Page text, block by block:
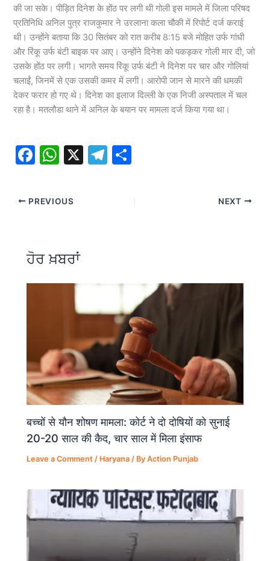
की जा सके। पीड़ित दिनेश के होंठ पर लगी थी गोली इस मामले में जिला परिषद
प्रतिनिधि अनिल पुत्र राजकुमार ने उरलाना कला चौकी में रिपोर्ट दर्ज कराई
थी। उन्होंने बताया कि 30 सितंबर को रात करीब 8:15 बजे मोहित उर्फ गांधी
और रिंकू उर्फ बंटी बाइक पर आए। उन्होंने दिनेश को पकड़कर गोली मार दी, जो
उसके होंठ पर लगी। भागते समय रिंकू उर्फ बंटी ने दिनेश पर चार और गोलियां
चलाईं, जिनमें से एक उसकी कमर में लगी। आरोपी जान से मारने की धमकी
देकर फरार हो गए थे। दिनेश का इलाज दिल्ली के एक निजी अस्पताल में चल
रहा है। मतलौडा थाने में अनिल के बयान पर मामला दर्ज किया गया था।
F
c
e
o
o
k
W
at
s
p
p
X
T
ar
e
PREVIOUS NEXT
ਹੋਰ ਖ਼ਬਰਾਂ
बच्चों से यौन शोषण मामला: कोर्ट ने दो दोषियों को सुनाई
20-20 साल की कैद, चार साल में मिला इंसाफ
Leave a Comment / Haryana / ByAction Punjab